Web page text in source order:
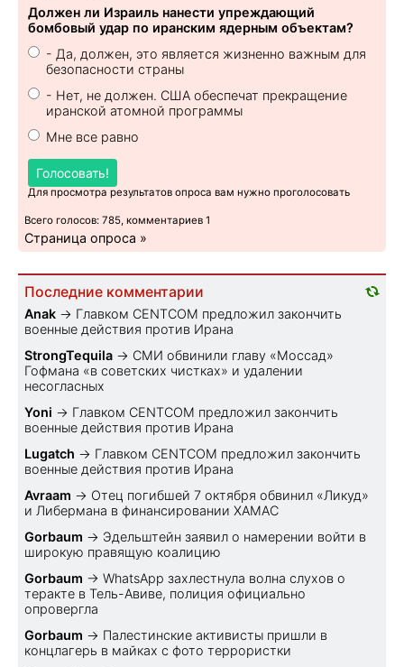
Должен ли Израиль нанести упреждающий
бомбовый удар по иранским ядерным объектам?
- Да, должен, это является жизненно важным для
безопасности страны
- Нет, не должен. США обеспечат прекращение
иранской атомной программы
Мне все равно
Голосовать!
Для просмотра результатов опроса вам нужно проголосовать
Всего голосов: 785, комментариев 1
Страница опроса »
Последние комментарии
Anak → Главком CENTCOM предложил закончить
военные действия против Ирана
StrongTequila → СМИ обвинили главу «Моссад»
Гофмана «в советских чистках» и удалении
несогласных
Yoni → Главком CENTCOM предложил закончить
военные действия против Ирана
Lugatch → Главком CENTCOM предложил закончить
военные действия против Ирана
Avraam → Отец погибшей 7 октября обвинил «Ликуд»
и Либермана в финансировании ХАМАС
Gorbaum → Эдельштейн заявил о намерении войти в
широкую правящую коалицию
Gorbaum → WhatsApp захлестнула волна слухов о
теракте в Тель-Авиве, полиция официально
опровергла
Gorbaum → Палестинские активисты пришли в
концлагерь в майках с фото террористки